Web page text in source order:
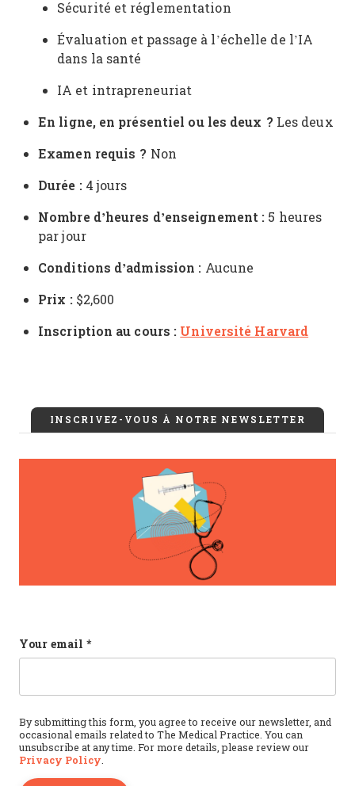
Sécurité et réglementation
Évaluation et passage à l’échelle de l’IA
dans la santé
IA et intrapreneuriat
En ligne, en présentiel ou les deux ? Les deux
Examen requis ? Non
Durée :4 jours
Nombre d’heures d’enseignement : 5 heures
par jour
Conditions d’admission : Aucune
Prix :$2,600
Inscription au cours : Université Harvard
INSCRIVEZ-VOUS À NOTRE NEWSLETTER
Company
Your email *
By submitting this form, you agree to receive our newsletter, and
occasional emails related to The Medical Practice. You can
unsubscribe at any time. For more details, please review our
Privacy Policy.